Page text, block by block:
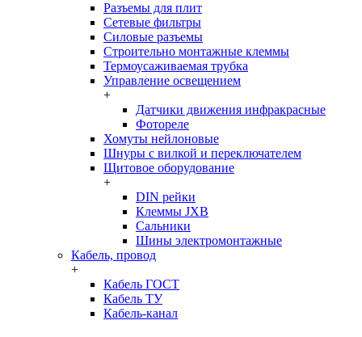
Разъемы для плит
Сетевые фильтры
Силовые разъемы
Строительно монтажные клеммы
Термоусаживаемая трубка
Управление освещением
+
Датчики движения инфракрасные
Фотореле
Хомуты нейлоновые
Шнуры с вилкой и переключателем
Щитовое оборудование
+
DIN рейки
Клеммы JXB
Сальники
Шины электромонтажные
Кабель, провод
+
Кабель ГОСТ
Кабель ТУ
Кабель-канал